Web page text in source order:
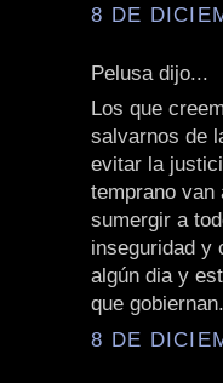
8 DE
Pelusa dijo...
Los que
salvarnos de
evitar la
temprano van
sumergir a
inseguridad y
algún dia y
que
8 DE